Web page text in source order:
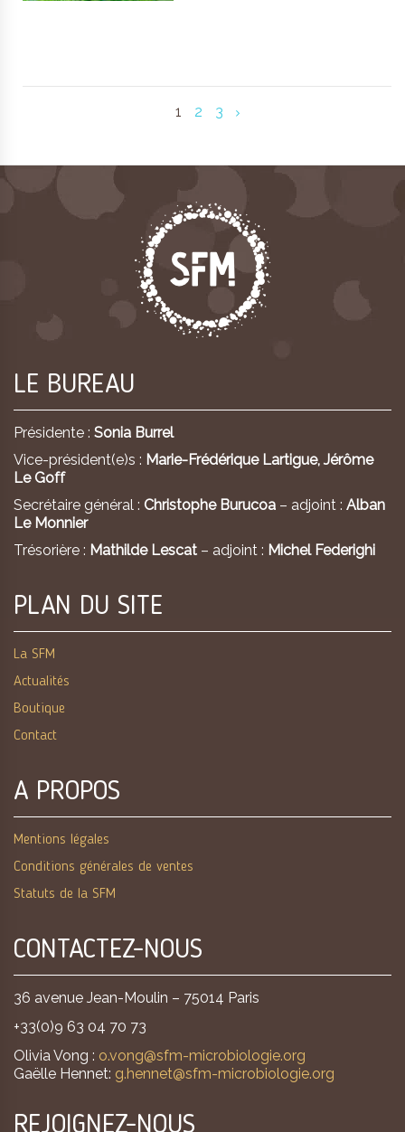
1 2 3
LE BUREAU
Présidente : Sonia Burrel
Vice-président(e)s : Marie-Frédérique Lartigue, Jérôme
Le Goff
Secrétaire général : Christophe Burucoa – adjoint : Alban
Le Monnier
Trésorière : Mathilde Lescat – adjoint : Michel Federighi
PLAN DU SITE
La SFM
Actualités
Boutique
Contact
A PROPOS
Mentions légales
Conditions générales de ventes
Statuts de la SFM
CONTACTEZ-NOUS
36 avenue Jean-Moulin – 75014 Paris
+33(0)9 63 04 70 73
Olivia Vong : o.vong@sfm-microbiologie.org
Gaëlle Hennet: g.hennet@sfm-microbiologie.org
REJOIGNEZ-NOUS